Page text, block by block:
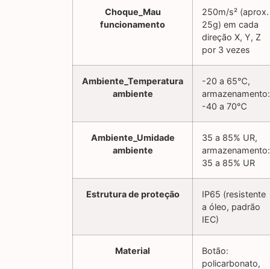
Choque_Mau
funcionamento
250m/s² (aprox.
25g) em cada
direção X, Y, Z
por 3 vezes
Ambiente_Temperatura
ambiente
-20 a 65℃,
armazenamento:
-40 a 70℃
Ambiente_Umidade
ambiente
35 a 85% UR,
armazenamento:
35 a 85% UR
Estrutura de proteção
IP65 (resistente
a óleo, padrão
IEC)
Material
Botão:
policarbonato,